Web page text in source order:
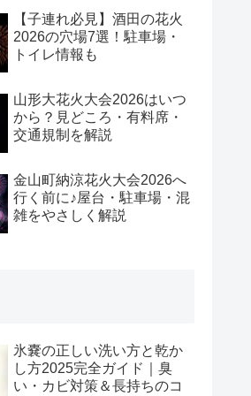
【子連れ必見】酒田の花火
2026の穴場7選！駐車場・
トイレ情報も
山形大花火大会2026はいつ
から？見どころ・有料席・
交通規制を解説
金山町納涼花火大会2026へ
行く前に♪屋台・駐車場・混
雑をやさしく解説
氷嚢の正しい洗い方と乾か
し方2025完全ガイド｜臭
い・カビ対策＆長持ちのコ